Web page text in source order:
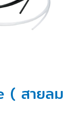
( สายลม